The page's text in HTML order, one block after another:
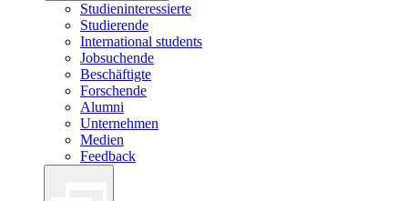
Studieninteressierte
Studierende
International students
Jobsuchende
Beschäftigte
Forschende
Alumni
Unternehmen
Medien
Feedback